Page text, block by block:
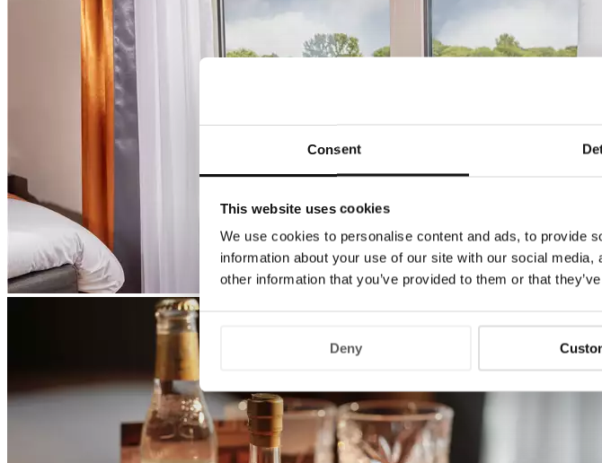
Consent
This website uses cookies
We use cookies to personalise content and ads, to provide
information about your use of our site with our social
other information that you’ve provided to them or that
Deny